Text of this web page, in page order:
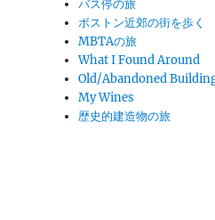
バス停の旅
ボストン近郊の街を歩く
MBTAの旅
What I Found Around
Old/Abandoned
My Wines
歴史的建造物の旅